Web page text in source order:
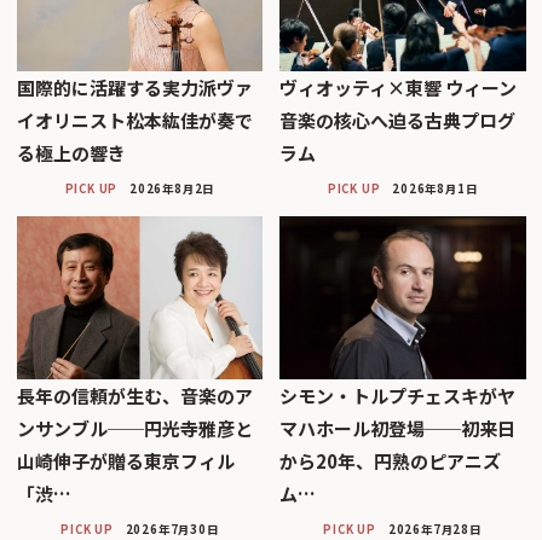
国際的に活躍する実力派ヴァ
イオリニスト松本紘佳が奏で
る極上の響き
PICK UP 2026年8月2日
ヴィオッティ×東響 ウィーン
音楽の核心へ迫る古典プログ
ラム
PICK UP 2026年8月1日
長年の信頼が生む、音楽のア
ンサンブル──円光寺雅彦と
山崎伸子が贈る東京フィル
「渋…
PICK UP 2026年7月30日
シモン・トルプチェスキがヤ
マハホール初登場──初来日
から20年、円熟のピアニズ
ム…
PICK UP 2026年7月28日